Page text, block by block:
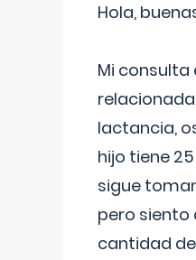
Hola,
Mi consulta
lactancia,
hijo tiene
sigue
pero siento
cantidad